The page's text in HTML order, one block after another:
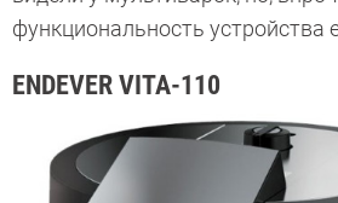
функциональность устройства
ENDEVER VITA-110